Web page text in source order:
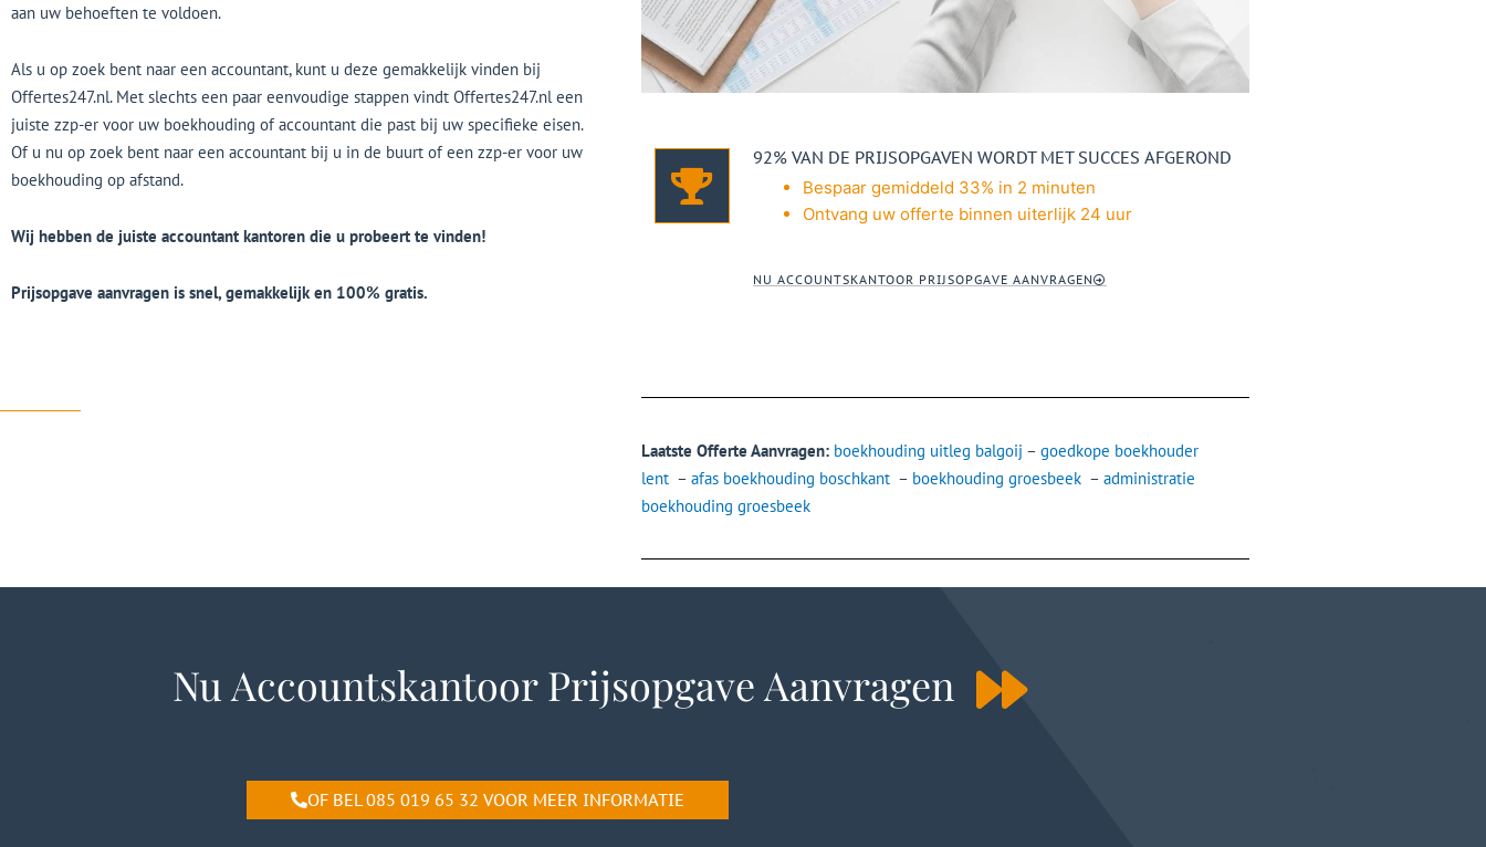
aan uw behoeften te voldoen.
Als u op zoek bent naar een accountant, kunt u deze gemakkelijk vinden bij
Offertes247.nl. Met slechts een paar eenvoudige stappen vindt Offertes247.nl een
juiste zzp-er voor uw boekhouding of accountant die past bij uw specifieke eisen.
Of u nu op zoek bent naar een accountant bij u in de buurt of een zzp-er voor uw
boekhouding op afstand.
Wij hebben de juiste accountant kantoren die u probeert te vinden!
Prijsopgave aanvragen is snel, gemakkelijk en 100% gratis.
92% VAN DE PRIJSOPGAVEN WORDT MET SUCCES AFGEROND
Bespaar gemiddeld 33% in 2 minuten
Ontvang uw offerte binnen uiterlijk 24 uur
NU ACCOUNTSKANTOOR PRIJSOPGAVE AANVRAGEN
Laatste Offerte Aanvragen: boekhouding uitleg balgoij – goedkope boekhouder
lent – afas boekhouding boschkant – boekhouding groesbeek – administratie
boekhouding groesbeek
Nu Accountskantoor Prijsopgave Aanvragen
OF BEL 085 019 65 32 VOOR MEER INFORMATIE